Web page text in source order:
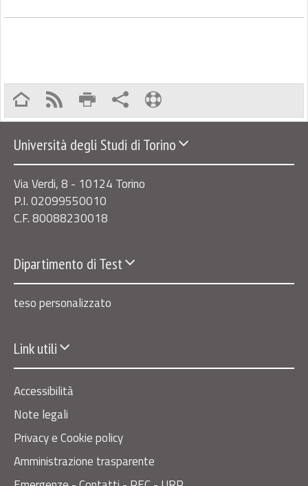
Università degli Studi di Torino
Via Verdi, 8 - 10124 Torino
P.I. 02099550010
C.F. 80088230018
Dipartimento di Test
teso personalizzato
Link utili
Accessibilità
Note legali
Privacy e Cookie policy
Amministrazione trasparente